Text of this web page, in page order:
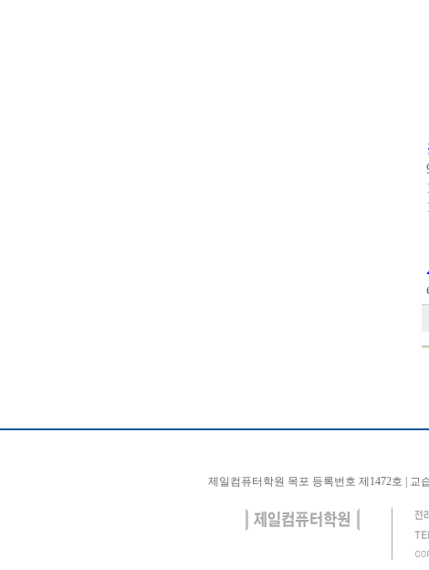
제일컴퓨터학원 목포 등록번호 제1472호 | 교